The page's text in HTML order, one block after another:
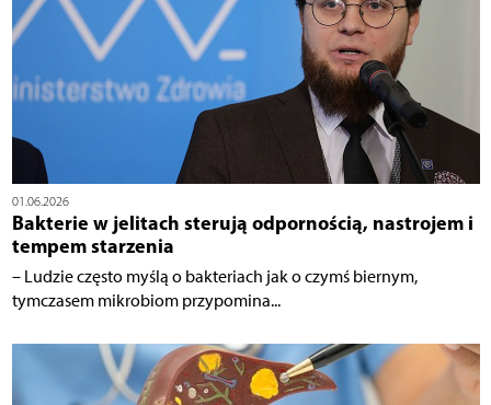
01.06.2026
Bakterie w jelitach sterują odpornością, nastrojem i
tempem starzenia
– Ludzie często myślą o bakteriach jak o czymś biernym,
tymczasem mikrobiom przypomina...